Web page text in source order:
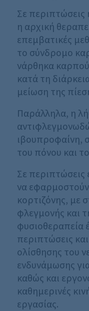
Σε
η αρχική
επεμβατικές
το σύνδρομο
νάρθηκα
κατά τη
μείωση της
Παράλληλα, η
ιβουπροφαίνη,
του πόνου και
Σε περιπτώσεις
να εφαρμοστούν
κορτιζόνης, με
φλεγμονής και
φυσιοθεραπεία
περιπτώσεις
ολίσθησης του
ενδυνάμωσης
καθώς και
καθημερινές
εργασίας.